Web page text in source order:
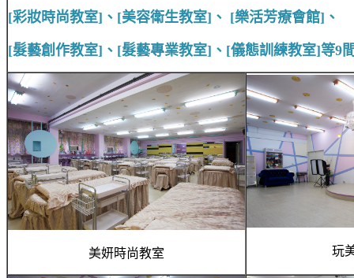
[彩妝時尚教室]、 [美容衛生教室]、 [樂活芳療會館]、
[髮藝創作教室]、[髮藝專業教室]、[儀態訓練教室]等9
美妍時尚教室 玩